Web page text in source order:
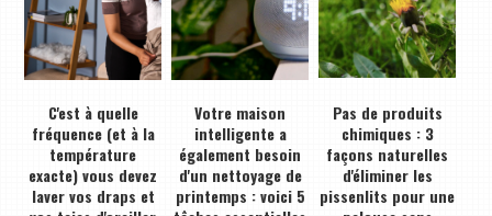
C'est à quelle
fréquence (et à la
température
exacte) vous devez
laver vos draps et
Votre maison
intelligente a
également besoin
d'un nettoyage de
printemps : voici 5
Pas de produits
chimiques : 3
façons naturelles
d'éliminer les
pissenlits pour une